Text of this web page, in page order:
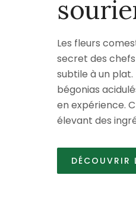
Les fleurs
secret des
subtile à un plat.
bégonias
en expérience.
élevant des
DÉCOUVRIR